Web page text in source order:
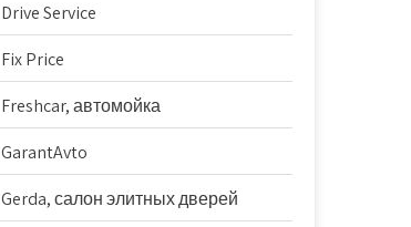
Drive Service
Fix Price
Freshcar, автомойка
GarantAvto
Gerda, салон элитных дверей